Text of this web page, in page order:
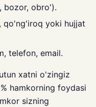
bozor, obro').
qo'ng'iroq yoki hujjat
telefon, email.
xatni o'zingiz
hamkorning foydasi
sizning